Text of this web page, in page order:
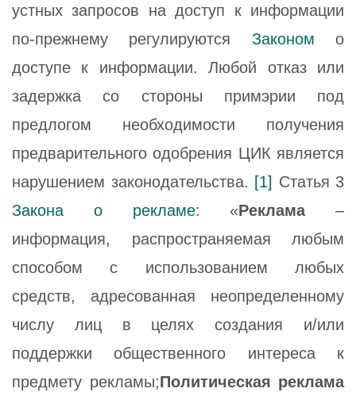
устных запросов на доступ к информации
по-прежнему регулируются Законом о
доступе к информации. Любой отказ или
задержка со стороны примэрии под
предлогом необходимости получения
предварительного одобрения ЦИК является
нарушением законодательства. [1] Статья 3
Закона о рекламе: «Реклама–
информация, распространяемая любым
способом с использованием любых
средств, адресованная неопределенному
числу лиц в целях создания и/или
поддержки общественного интереса к
предмету рекламы;Политическая реклама